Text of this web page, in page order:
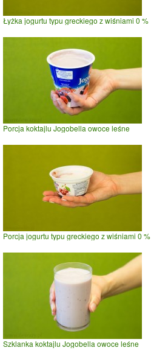
Łyżka jogurtu typu greckiego z wiśniami 0 %
Porcja koktajlu Jogobella owoce leśne
Porcja jogurtu typu greckiego z wiśniami 0 %
Szklanka koktajlu Jogobella owoce leśne